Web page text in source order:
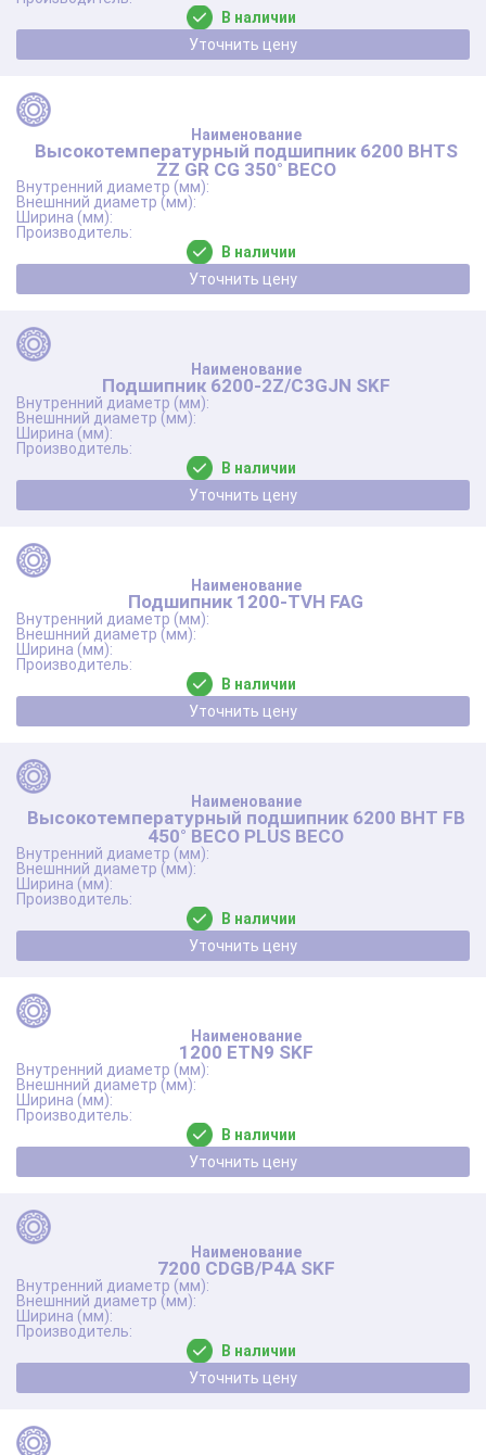
В наличии
Уточнить цену
Высокотемпературный подшипник 6200 BHTS
ZZ GR CG 350° BECO
В наличии
Уточнить цену
Подшипник 6200-2Z/C3GJN SKF
В наличии
Уточнить цену
Подшипник 1200-TVH FAG
В наличии
Уточнить цену
Высокотемпературный подшипник 6200 BHT FB
450° BЕСО PLUS BECO
В наличии
Уточнить цену
1200 ETN9 SKF
В наличии
Уточнить цену
7200 CDGB/P4A SKF
В наличии
Уточнить цену